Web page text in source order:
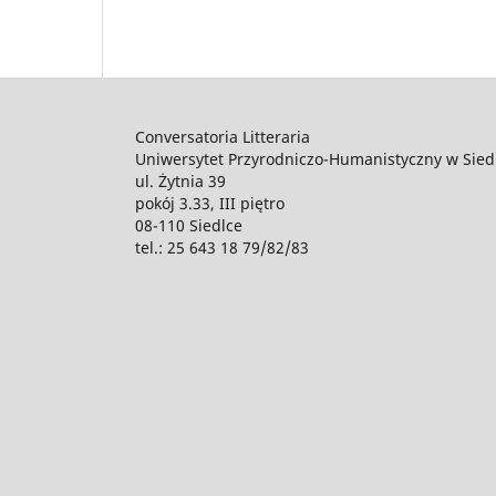
Conversatoria Litteraria
Uniwersytet Przyrodniczo-Humanistyczny w
ul. Żytnia 39
pokój 3.33, III piętro
08-110 Siedlce
tel.: 25 643 18 79/82/83